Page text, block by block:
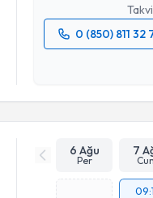
0 (850) 811 32
6 Ağu
Per
7